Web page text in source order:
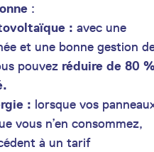
:
: avec une
et une bonne gestion
pouvez réduire de 80
: lorsque vos
vous n’en consommez,
à un tarif